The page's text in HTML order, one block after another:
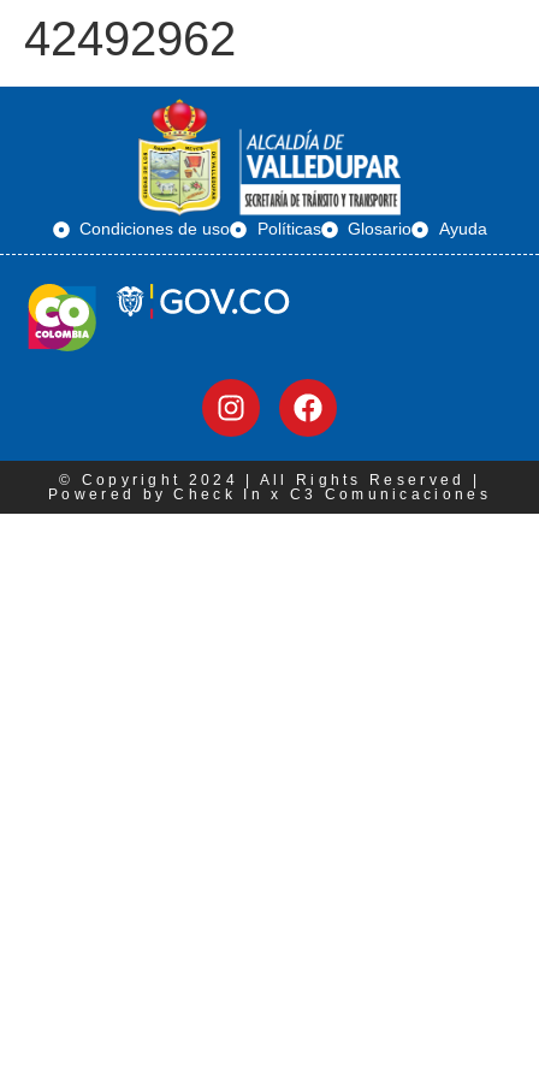
42492962
Condiciones de uso Políticas Glosario Ayuda
© Copyright 2024 | All Rights Reserved |
Powered by Check In x C3 Comunicaciones